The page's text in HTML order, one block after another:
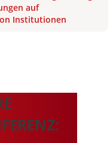
auf
Institutionen